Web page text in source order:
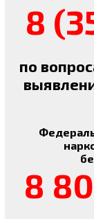
8
по
8